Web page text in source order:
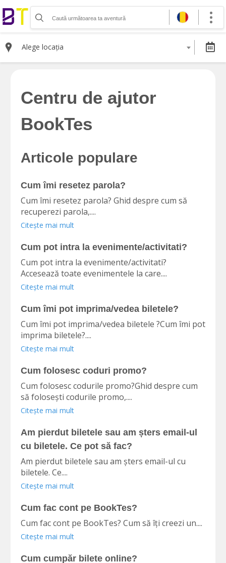
Alege locația
Organizează-ți activitatea
Listează-ți activitatea
Vinde bilete cu Booktes.com
Aplicația de control access
DESPRE NOI
Termeni și condiții pentru cumpărătorii de bilete
Termeni și condiții pentru organizatorii de evenimente
Politica cookie și publicitate
Selectează moneda
Centru de ajutor
BookTes
Articole populare
Cum îmi resetez parola?
Cum îmi resetez parola? Ghid despre cum să
recuperezi parola,....
Citește mai mult
Cum pot intra la evenimente/activitati?
Cum pot intra la evenimente/activitati?
Accesează toate evenimentele la care....
Citește mai mult
Cum îmi pot imprima/vedea biletele?
Cum îmi pot imprima/vedea biletele ?Cum îmi pot
imprima biletele?....
Citește mai mult
Cum folosesc coduri promo?
Cum folosesc codurile promo?Ghid despre cum
să folosești codurile promo,....
Citește mai mult
Am pierdut biletele sau am șters email-ul
cu biletele. Ce pot să fac?
Am pierdut biletele sau am șters email-ul cu
biletele. Ce....
Citește mai mult
Cum fac cont pe BookTes?
Cum fac cont pe BookTes? Cum să îți creezi un....
Citește mai mult
Cum cumpăr bilete online?